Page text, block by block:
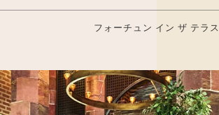
フォーチュン イン ザ テラス